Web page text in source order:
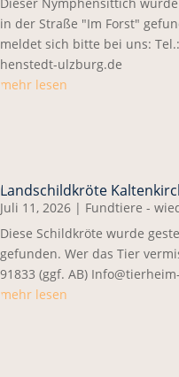
in der Straße "Im Forst"
meldet sich bitte bei uns:
henstedt-ulzburg.de
mehr lesen
Landschildkröte
Juli 11, 2026 | Fundtiere -
Diese Schildkröte wurde
gefunden. Wer das Tier
91833 (ggf. AB)
mehr lesen